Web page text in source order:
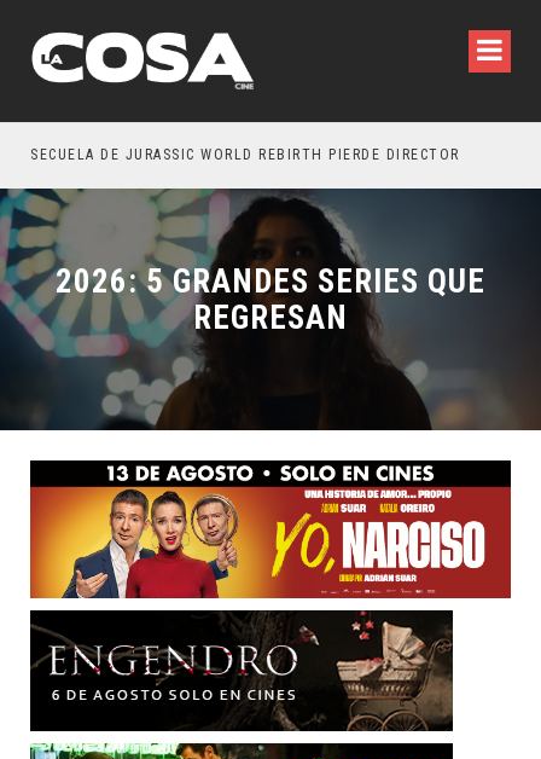
SECUELA DE JURASSIC WORLD REBIRTH PIERDE DIRECTOR
2026: 5 GRANDES SERIES QUE
REGRESAN